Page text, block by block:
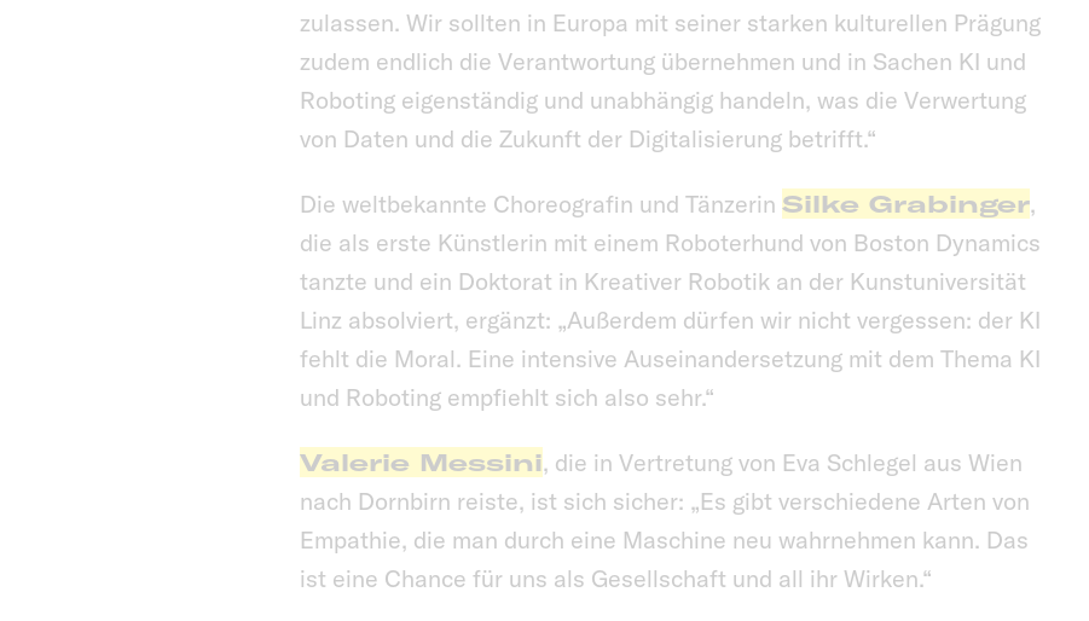
zulassen. Wir sollten in Europa mit seiner starken kulturellen Prägung
zudem endlich die Verantwortung übernehmen und in Sachen KI und
Roboting eigenständig und unabhängig handeln, was die Verwertung
von Daten und die Zukunft der Digitalisierung betrifft.“
Die weltbekannte Choreografin und Tänzerin Silke Grabinger,
die als erste Künstlerin mit einem Roboterhund von Boston Dynamics
tanzte und ein Doktorat in Kreativer Robotik an der Kunstuniversität
Linz absolviert, ergänzt: „Außerdem dürfen wir nicht vergessen: der KI
fehlt die Moral. Eine intensive Auseinandersetzung mit dem Thema KI
und Roboting empfiehlt sich also sehr.“
Valerie Messini, die in Vertretung von Eva Schlegel aus Wien
nach Dornbirn reiste, ist sich sicher: „Es gibt verschiedene Arten von
Empathie, die man durch eine Maschine neu wahrnehmen kann. Das
ist eine Chance für uns als Gesellschaft und all ihr Wirken.“